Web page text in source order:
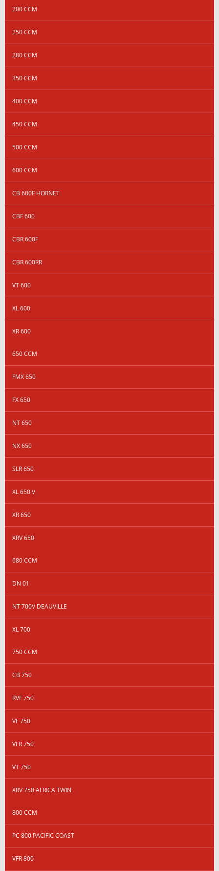
200 CCM
250 CCM
280 CCM
350 CCM
400 CCM
450 CCM
500 CCM
600 CCM
CB 600F HORNET
CBF 600
CBR 600F
CBR 600RR
VT 600
XL 600
XR 600
650 CCM
FMX 650
FX 650
NT 650
NX 650
SLR 650
XL 650 V
XR 650
XRV 650
680 CCM
DN 01
NT 700V DEAUVILLE
XL 700
750 CCM
CB 750
RVF 750
VF 750
VFR 750
VT 750
XRV 750 AFRICA TWIN
800 CCM
PC 800 PACIFIC COAST
VFR 800